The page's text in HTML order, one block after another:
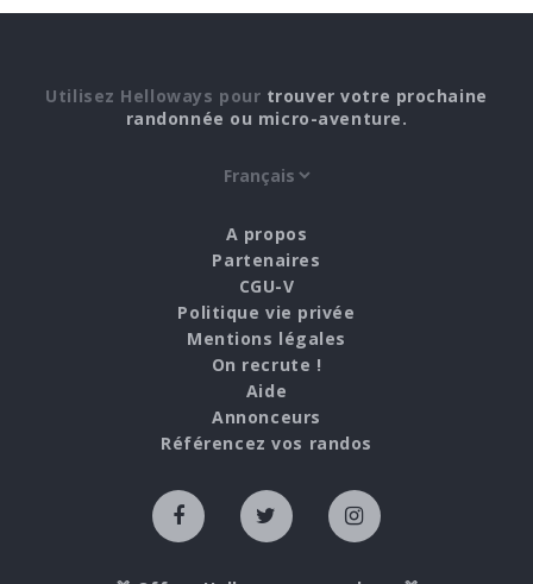
Utilisez Helloways pour trouver votre prochaine
randonnée ou micro-aventure.
A propos
Partenaires
CGU-V
Politique vie privée
Mentions légales
On recrute !
Aide
Annonceurs
Référencez vos randos